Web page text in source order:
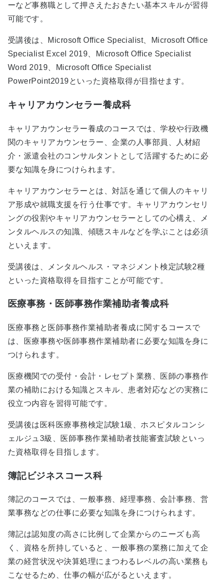
ーなど事務職として押さえたおきたい基本スキルが習得
可能です。
受講後は、Microsoft Office Specialist、Microsoft Office
Specialist Excel 2019、Microsoft Office Specialist
Word 2019、Microsoft Office Specialist
PowerPoint2019といった資格取得が目指せます。
キャリアカウンセラー養成科
キャリアカウンセラー養成のコースでは、学校や行政機
関のキャリアカウンセラー、企業の人事部員、人材紹
介・派遣会社のコンサルタントとして活躍するために必
要な知識を身につけられます。
キャリアカウンセラーとは、対話を通じて個人のキャリ
ア形成や就職支援を行う仕事です。キャリアカウンセリ
ングの役割やキャリアカウンセラーとしての心構え、メ
ンタルヘルスの知識、傾聴スキルなどを学ぶことは必須
といえます。
受講後は、メンタルヘルス・マネジメント検定試験2種
といった資格取得を目指すことが可能です。
医療事務・医師事務作業補助者養成科
医療事務と医師事務作業補助者養成に関するコースで
は、医療事務や医師事務作業補助者に必要な知識を身に
つけられます。
医療機関での受付・会計・レセプト業務、医師の事務作
業の補助における知識とスキル、患者対応などの実務に
役立つ内容を習得可能です。
受講後は医科医療事務検定試験1級、ホスピタルコンシ
ェルジュ3級、医師事務作業補助者技能審査試験といっ
た資格取得を目指します。
簿記ビジネスコース科
簿記のコースでは、一般事務、経理事務、会計事務、営
業事務などの仕事に必要な知識を身につけられます。
簿記は認知度の高さに比例して企業からのニーズも高
く、資格を所持していると、一般事務の業務に加えて企
業の経営状況や決算処理にまつわるレベルの高い業務も
こなせるため、仕事の幅が広がるといえます。